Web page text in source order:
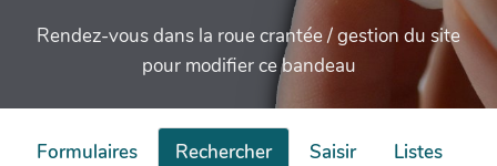
Rendez-vous dans la roue crantée / gestion du site
pour modifier ce bandeau
Formulaires Rechercher Saisir
Listes